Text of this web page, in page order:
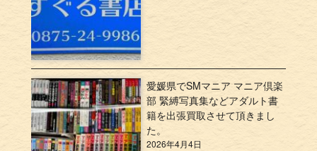
愛媛県でSMマニア マニア倶楽
部 緊縛写真集などアダルト書
籍を出張買取させて頂きまし
た。
2026年4月4日